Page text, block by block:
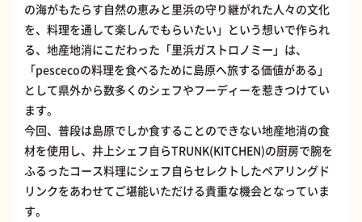
の海がもたらす自然の恵みと里浜の守り継がれた人々の文化
を、料理を通して楽しんでもらいたい」という想いで作られ
る、地産地消にこだわった「里浜ガストロノミー」は、
「pescecoの料理を食べるために島原へ旅する価値がある」
として県外から数多くのシェフやフーディーを惹きつけてい
ます。
今回、普段は島原でしか食することのできない地産地消の食
材を使用し、井上シェフ自らTRUNK(KITCHEN)の厨房で腕を
ふるったコース料理にシェフ自らセレクトしたペアリングド
リンクをあわせてご堪能いただける貴重な機会となっていま
す。